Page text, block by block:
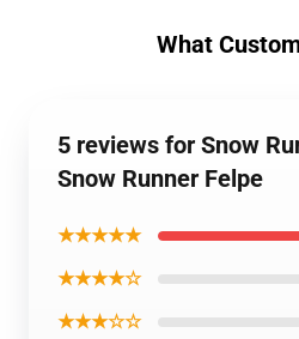
What
5 reviews for Snow
Snow Runner Felpe
★★★★★
★★★★☆
★★★☆☆